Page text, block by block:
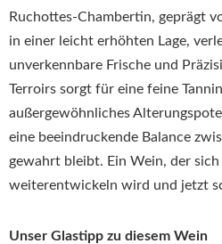
Ruchottes-Chambertin, geprägt
in einer leicht erhöhten Lage,
unverkennbare Frische und
Terroirs sorgt für eine feine
außergewöhnliches
eine beeindruckende Balance
gewahrt bleibt. Ein Wein, der
weiterentwickeln wird und jetzt
Unser Glastipp zu diesem Wein